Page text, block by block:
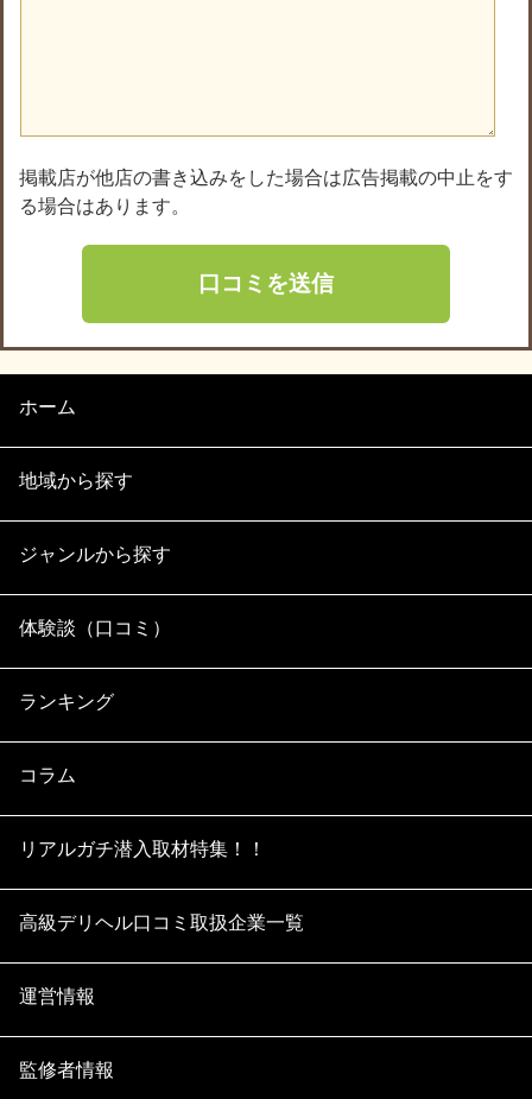
掲載店が他店の書き込みをした場合は広告掲載の中止をす
る場合はあります。
ホーム
地域から探す
ジャンルから探す
体験談（口コミ）
ランキング
コラム
リアルガチ潜入取材特集！！
高級デリヘル口コミ取扱企業一覧
運営情報
監修者情報